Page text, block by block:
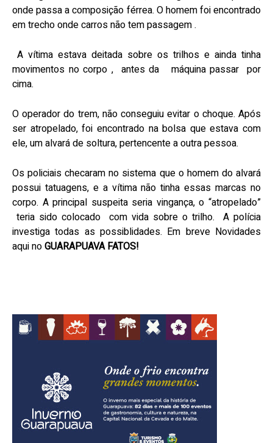
onde passa a composição férrea. O homem foi encontrado
em trecho onde carros não tem passagem .
A vítima estava deitada sobre os trilhos e ainda tinha
movimentos no corpo , antes da máquina passar por
cima.
O operador do trem, não conseguiu evitar o choque. Após
ser atropelado, foi encontrado na bolsa que estava com
ele, um alvará de soltura, pertencente a outra pessoa.
Os policiais checaram no sistema que o homem do alvará
possui tatuagens, e a vítima não tinha essas marcas no
corpo. A principal suspeita seria vingança, o “atropelado”
teria sido colocado com vida sobre o trilho.
A polícia
investiga todas as possiblidades. Em breve Novidades
aqui noGUARAPUAVA FATOS!